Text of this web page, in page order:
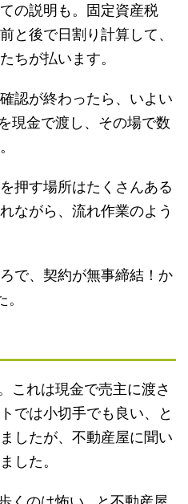
の説明も。固定資産税
と後で日割り計算して、
ちが払います。
認が終わったら、いよい
現金で渡し、その場で数
押す場所はたくさんある
ながら、流れ作業のよう
で、契約が無事締結！か
これは現金で売主に渡さ
では小切手でも良い、と
したが、不動産屋に聞い
した。